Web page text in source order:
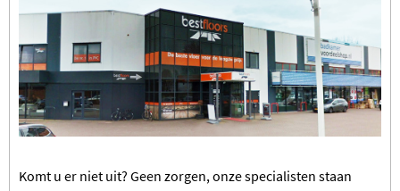
Komt u er niet uit? Geen zorgen, onze specialisten staan